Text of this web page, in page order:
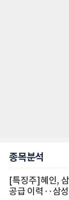
종목분석
[특징주]혜인,
공급 이력‥삼